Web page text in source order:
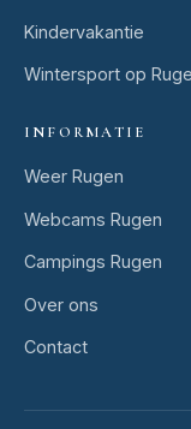
Kindervakantie
Wintersport op
INFORMATIE
Weer Rugen
Webcams Rugen
Campings Rugen
Over ons
Contact